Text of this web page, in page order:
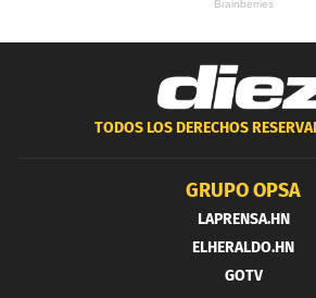
TODOS LOS DERECHOS
GRUPO OPSA
LAPRENSA.HN
ELHERALDO.HN
GOTV